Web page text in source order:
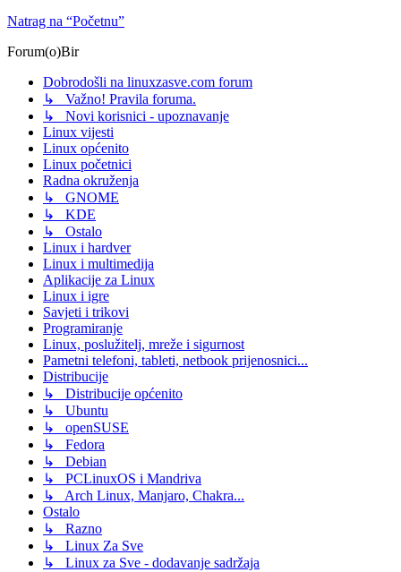
Natrag na “Početnu”
Forum(o)Bir
Dobrodošli na linuxzasve.com forum
↳ Važno! Pravila foruma.
↳ Novi korisnici - upoznavanje
Linux vijesti
Linux općenito
Linux početnici
Radna okruženja
↳ GNOME
↳ KDE
↳ Ostalo
Linux i hardver
Linux i multimedija
Aplikacije za Linux
Linux i igre
Savjeti i trikovi
Programiranje
Linux, poslužitelj, mreže i sigurnost
Pametni telefoni, tableti, netbook prijenosnici...
Distribucije
↳ Distribucije općenito
↳ Ubuntu
↳ openSUSE
↳ Fedora
↳ Debian
↳ PCLinuxOS i Mandriva
↳ Arch Linux, Manjaro, Chakra...
Ostalo
↳ Razno
↳ Linux Za Sve
↳ Linux za Sve - dodavanje sadržaja